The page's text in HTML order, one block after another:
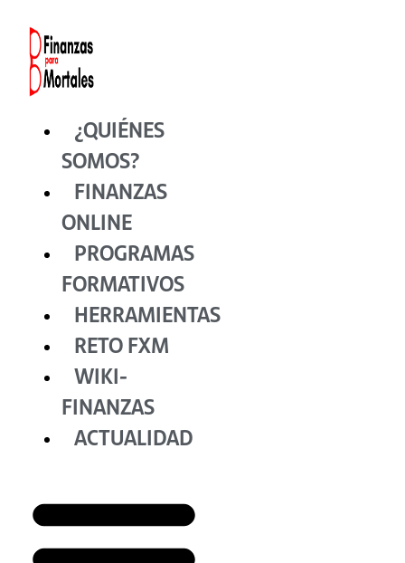
contenido
¿QUIÉNES
SOMOS?
FINANZAS
ONLINE
PROGRAMAS
FORMATIVOS
HERRAMIENTAS
RETO FXM
WIKI-
FINANZAS
ACTUALIDAD